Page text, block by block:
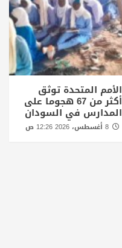
الأمم المتحدة توثق
أكثر من 67 هجوما على
المدارس في السودان
8 أغسطس، 2026 12:26 ص